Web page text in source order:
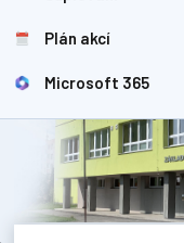
Plán akcí
Microsoft 365